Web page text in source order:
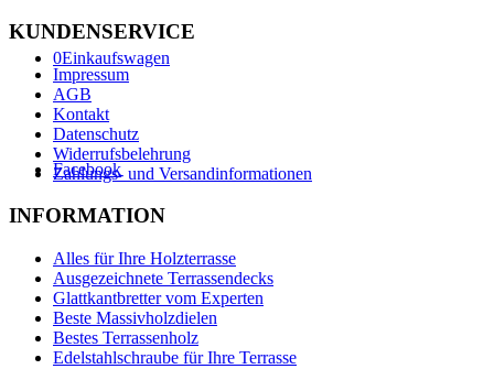
0Einkaufswagen
Facebook
KUNDENSERVICE
Impressum
AGB
Kontakt
Datenschutz
Widerrufsbelehrung
Zahlungs- und Versandinformationen
INFORMATION
Alles für Ihre Holzterrasse
Ausgezeichnete Terrassendecks
Glattkantbretter vom Experten
Beste Massivholzdielen
Bestes Terrassenholz
Edelstahlschraube für Ihre Terrasse